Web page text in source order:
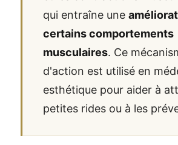
qui entraîne une
certains comportements
musculaires. Ce
d'action est utilisé en
esthétique pour aider à
petites rides ou à les